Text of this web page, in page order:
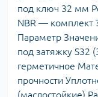
под ключ 32 мм
NBR — комплект
Параметр
под затяжку S32
герметичное
прочности
(маслостойкие)